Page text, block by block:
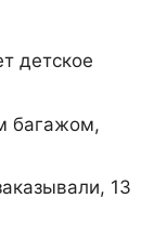
детское
багажом,
13